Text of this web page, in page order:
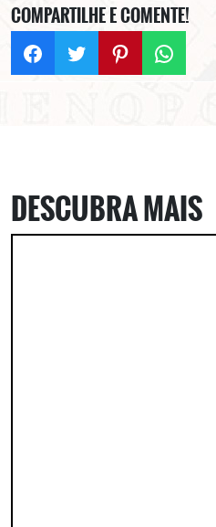
COMPARTILHE E COMENTE!
DESCUBRA MAIS
centro de São Paulo no seu email.
CLIQUE AQUI